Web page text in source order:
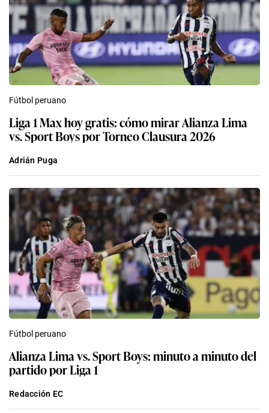
Fútbol peruano
Liga 1 Max hoy gratis: cómo mirar Alianza Lima
vs. Sport Boys por Torneo Clausura 2026
Adrián Puga
Fútbol peruano
Alianza Lima vs. Sport Boys: minuto a minuto del
partido por Liga 1
Redacción EC